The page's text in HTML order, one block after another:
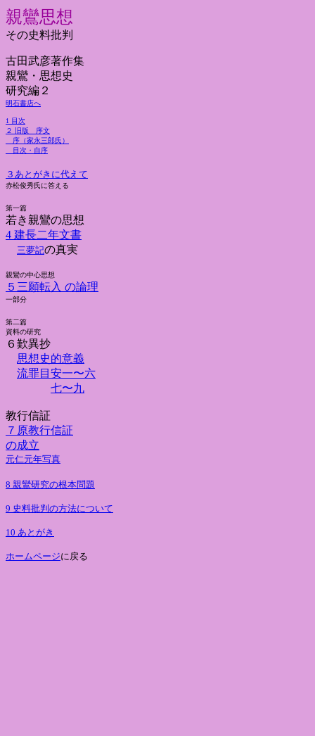
親鸞思想
その史料批判
古田武彦著作集
親鸞・思想史
研究編２
明石書店へ
1 目次
２ 旧版 序文
序（家永三郎氏）
目次・自序
３あとがきに代えて
赤松俊秀氏に答える
第一篇
若き親鸞の思想
4 建長二年文書
三夢記の真実
親鸞の中心思想
５ 三願転入 の論理
一部分
第二篇
資料の研究
６歎異抄
思想史的意義
流罪目安一〜六
七〜九
教行信証
７ 原教行信証
の成立
元仁元年写真
8 親鸞研究の根本問題
9 史料批判の方法について
10 あとがき
ホームページに戻る